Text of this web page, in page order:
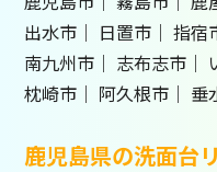
出水市
日置市 指宿
南九州市
志布志市
枕崎市
阿久根市 垂
鹿児島県の洗面台